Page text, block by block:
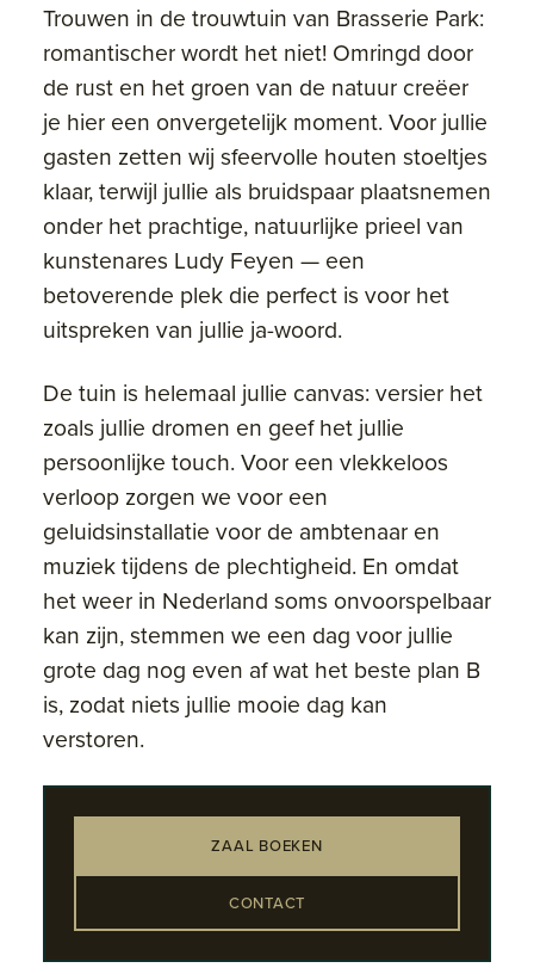
Trouwen in de trouwtuin van Brasserie Park:
romantischer wordt het niet! Omringd door
de rust en het groen van de natuur creëer
je hier een onvergetelijk moment. Voor jullie
gasten zetten wij sfeervolle houten stoeltjes
klaar, terwijl jullie als bruidspaar plaatsnemen
onder het prachtige, natuurlijke prieel van
kunstenares Ludy Feyen — een
betoverende plek die perfect is voor het
uitspreken van jullie ja-woord.
De tuin is helemaal jullie canvas: versier het
zoals jullie dromen en geef het jullie
persoonlijke touch. Voor een vlekkeloos
verloop zorgen we voor een
geluidsinstallatie voor de ambtenaar en
muziek tijdens de plechtigheid. En omdat
het weer in Nederland soms onvoorspelbaar
kan zijn, stemmen we een dag voor jullie
grote dag nog even af wat het beste plan B
is, zodat niets jullie mooie dag kan
verstoren.
ZAAL BOEKEN
CONTACT